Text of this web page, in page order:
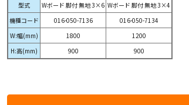
型式 Wボード 脚付 無地 3×6 Wボード 脚付 無地 3×4
機種コード
016-050-7136
016-050-7134
W:幅(mm)
1800
1200
H:高(mm)
900 900